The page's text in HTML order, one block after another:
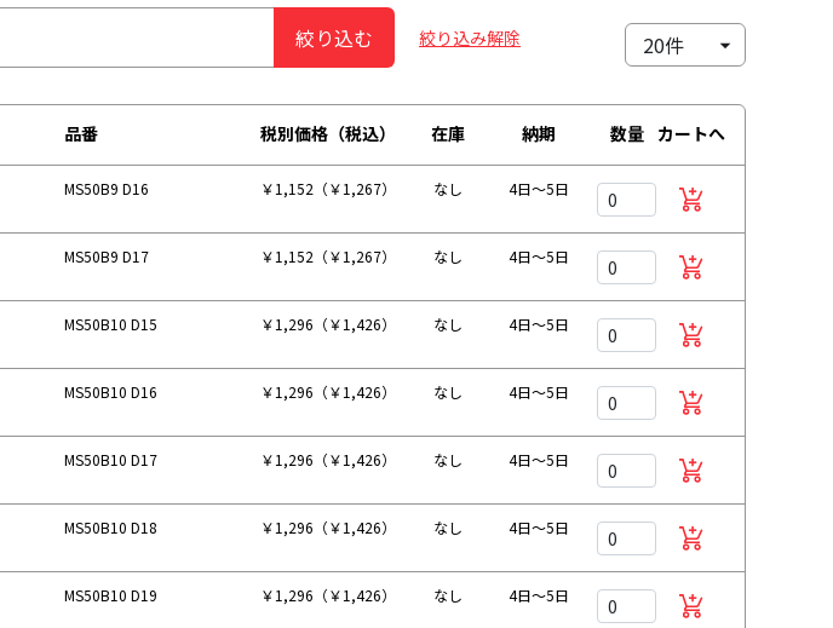
絞り込む 絞り込み解除
品番 税別価格（税込） 在庫 納期 数量 カートへ
MS50B9 D16 ￥1,152（￥1,267） なし 4日～5日
MS50B9 D17 ￥1,152（￥1,267） なし 4日～5日
MS50B10 D15 ￥1,296（￥1,426） なし 4日～5日
MS50B10 D16 ￥1,296（￥1,426） なし 4日～5日
MS50B10 D17 ￥1,296（￥1,426） なし 4日～5日
MS50B10 D18 ￥1,296（￥1,426） なし 4日～5日
MS50B10 D19 ￥1,296（￥1,426） なし 4日～5日